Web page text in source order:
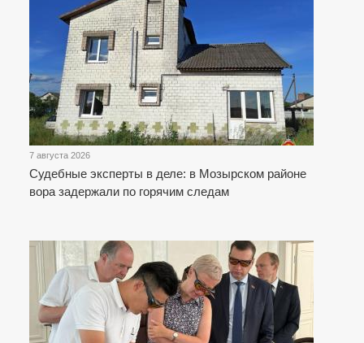
7 августа 2026
Судебные эксперты в деле: в Мозырском районе
вора задержали по горячим следам